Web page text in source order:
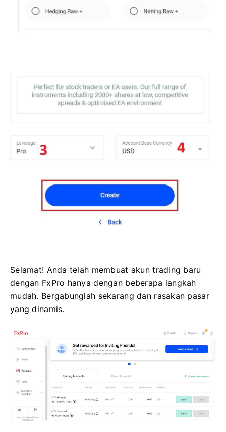
Selamat! Anda telah membuat akun trading baru
dengan FxPro hanya dengan beberapa langkah
mudah. ​​Bergabunglah sekarang dan rasakan pasar
yang dinamis.